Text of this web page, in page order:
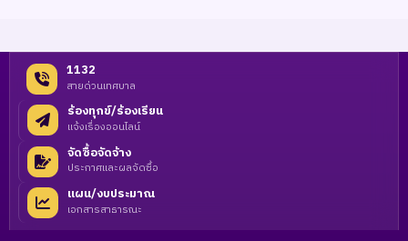
1132
สายด่วนเทศบาล
ร้องทุกข์/ร้องเรียน
แจ้งเรื่องออนไลน์
จัดซื้อจัดจ้าง
ประกาศและผลจัดซื้อ
แผน/งบประมาณ
เอกสารสาธารณะ